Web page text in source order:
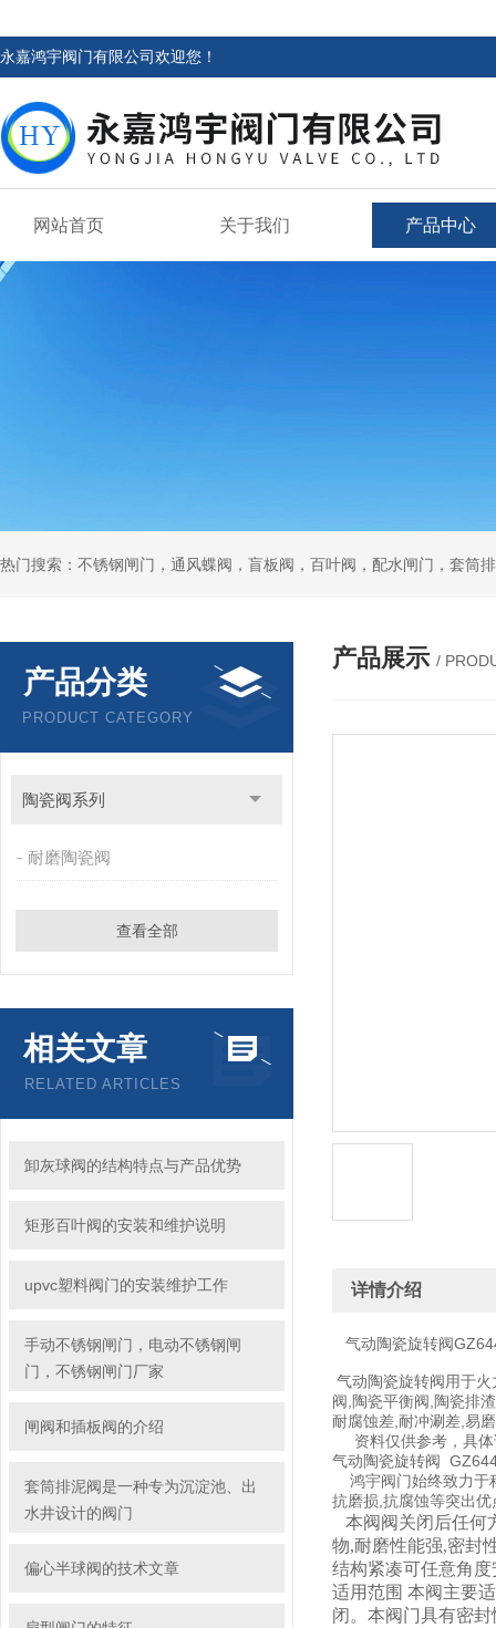
永嘉鸿宇阀门有限公司欢迎您！
网站首页 关于我们 产品中心
热门搜索：不锈钢闸门，通风蝶阀，盲板阀，百叶阀，配水闸门，套筒
产品分类
PRODUCT CATEGORY
陶瓷阀系列
耐磨陶瓷阀
查看全部
相关文章
RELATED ARTICLES
卸灰球阀的结构特点与产品优势
矩形百叶阀的安装和维护说明
upvc塑料阀门的安装维护工作
手动不锈钢闸门，电动不锈钢闸
门，不锈钢闸门厂家
闸阀和插板阀的介绍
套筒排泥阀是一种专为沉淀池、出
水井设计的阀门
偏心半球阀的技术文章
产品展示 /
详情介绍
气动陶瓷旋转阀
气动陶瓷旋转阀用于
阀,陶瓷平衡阀,陶瓷排
耐腐蚀差,耐冲涮差,易
资料仅供参考，具体
气动陶瓷旋转阀
鸿宇阀门始终致力于
抗磨损,抗腐蚀等突出
本阀阀关闭后任何
物,耐磨性能强,密封
结构紧凑可任意角
适用范围 本阀主要
闭。本阀门具有密